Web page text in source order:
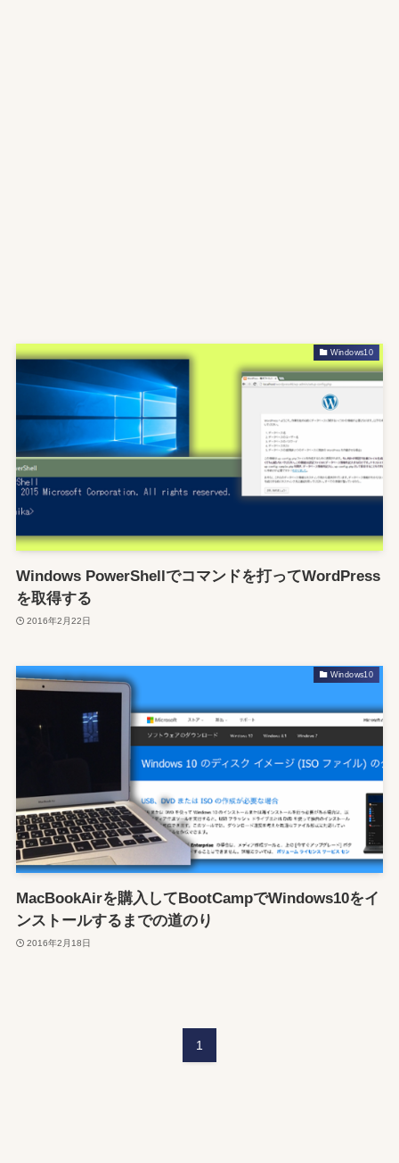
Windows10
Windows PowerShellでコマンドを打ってWordPress
を取得する
2016年2月22日
Windows10
MacBookAirを購入してBootCampでWindows10をイ
ンストールするまでの道のり
2016年2月18日
1